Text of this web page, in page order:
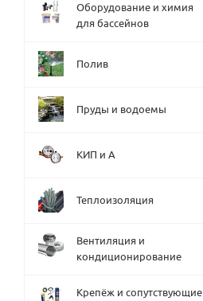
Оборудование и химия
для бассейнов
Полив
Пруды и водоемы
КИП и А
Теплоизоляция
Вентиляция и
кондиционирование
Крепёж и сопутствующие